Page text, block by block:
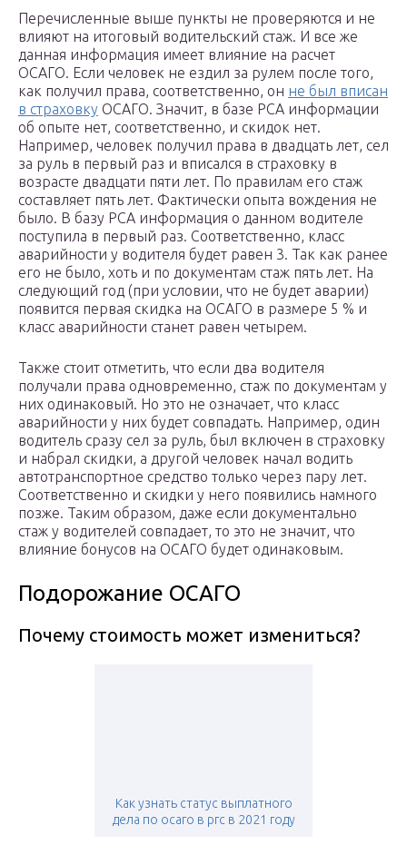
Перечисленные выше пункты не проверяются и не
влияют на итоговый водительский стаж. И все же
данная информация имеет влияние на расчет
ОСАГО. Если человек не ездил за рулем после того,
как получил права, соответственно, он не был вписан
в страховку ОСАГО. Значит, в базе РСА информации
об опыте нет, соответственно, и скидок нет.
Например, человек получил права в двадцать лет, сел
за руль в первый раз и вписался в страховку в
возрасте двадцати пяти лет. По правилам его стаж
составляет пять лет. Фактически опыта вождения не
было. В базу РСА информация о данном водителе
поступила в первый раз. Соответственно, класс
аварийности у водителя будет равен 3. Так как ранее
его не было, хоть и по документам стаж пять лет. На
следующий год (при условии, что не будет аварии)
появится первая скидка на ОСАГО в размере 5 % и
класс аварийности станет равен четырем.
Также стоит отметить, что если два водителя
получали права одновременно, стаж по документам у
них одинаковый. Но это не означает, что класс
аварийности у них будет совпадать. Например, один
водитель сразу сел за руль, был включен в страховку
и набрал скидки, а другой человек начал водить
автотранспортное средство только через пару лет.
Соответственно и скидки у него появились намного
позже. Таким образом, даже если документально
стаж у водителей совпадает, то это не значит, что
влияние бонусов на ОСАГО будет одинаковым.
Подорожание ОСАГО
Почему стоимость может измениться?
Как узнать статус выплатного
дела по осаго в ргс в 2021 году